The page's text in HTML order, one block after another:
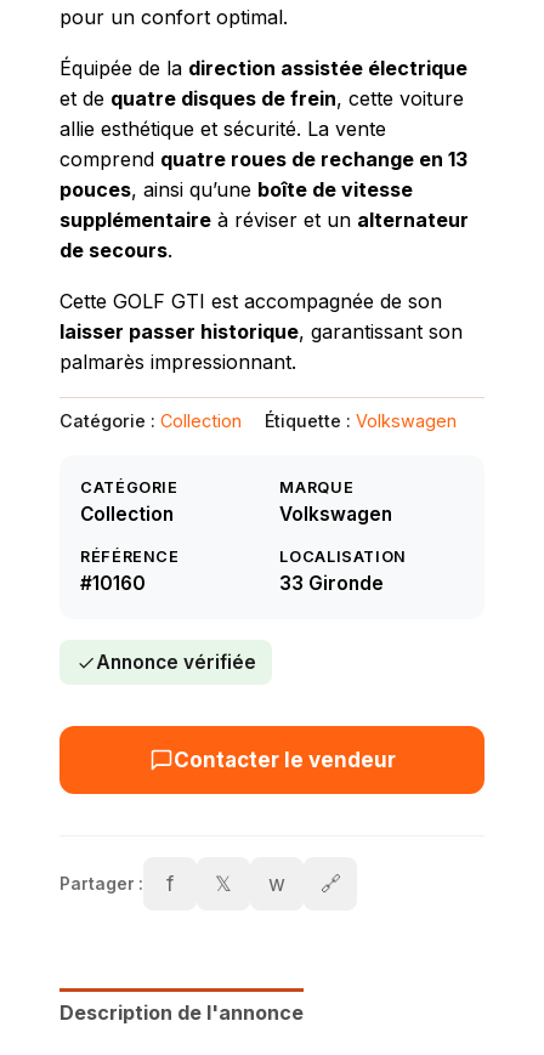
pour un confort optimal.
Équipée de la direction assistée électrique
et de quatre disques de frein, cette voiture
allie esthétique et sécurité. La vente
comprend quatre roues de rechange en 13
pouces, ainsi qu’une boîte de vitesse
supplémentaire à réviser et un alternateur
de secours.
Cette GOLF GTI est accompagnée de son
laisser passer historique, garantissant son
palmarès impressionnant.
Catégorie : Collection Étiquette : Volkswagen
CATÉGORIE
Collection
MARQUE
Volkswagen
RÉFÉRENCE
#10160
LOCALISATION
33 Gironde
Annonce vérifiée
Contacter le vendeur
Partager : f 𝕏 w 🔗
Description de l'annonce